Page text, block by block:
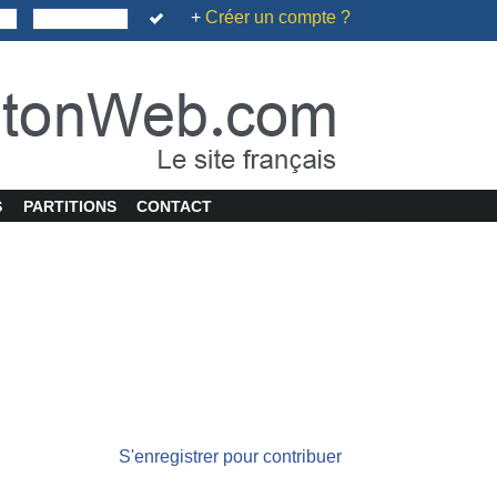
+ Créer un compte ?
PARTITIONS CONTACT
S'enregistrer pour contribuer